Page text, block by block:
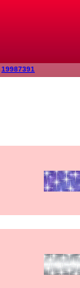
19987391